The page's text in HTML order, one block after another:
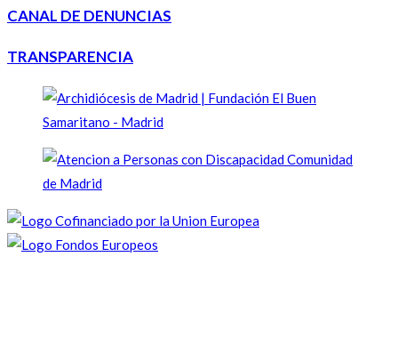
CANAL DE DENUNCIAS
TRANSPARENCIA